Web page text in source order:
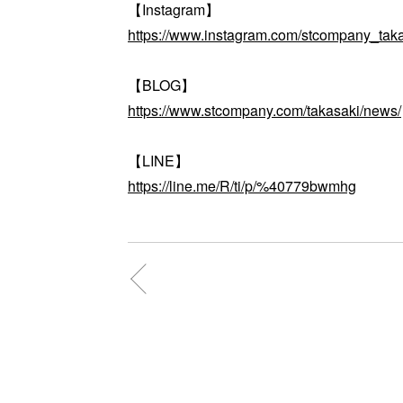
【Instagram】
https://www.instagram.com/
【BLOG】
https://www.stcompany.com/takasaki/news/
【LINE】
https://line.me/R/ti/p/%40779bwmhg